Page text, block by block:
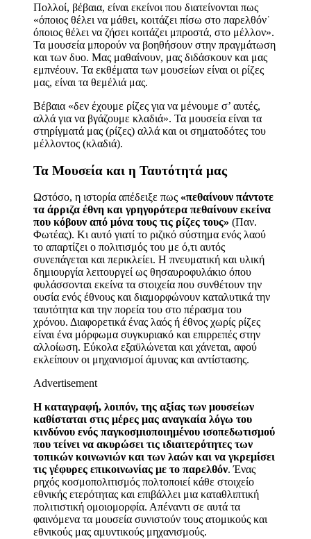
Πολλοί, βέβαια, είναι εκείνοι που διατείνονται πως
«όποιος θέλει να μάθει, κοιτάζει πίσω στο παρελθόν˙
όποιος θέλει να ζήσει κοιτάζει μπροστά, στο μέλλον».
Τα μουσεία μπορούν να βοηθήσουν στην πραγμάτωση
και των δυο. Μας μαθαίνουν, μας διδάσκουν και μας
εμπνέουν. Τα εκθέματα των μουσείων είναι οι ρίζες
μας, είναι τα θεμέλιά μας.
Βέβαια «δεν έχουμε ρίζες για να μένουμε σ’ αυτές,
αλλά για να βγάζουμε κλαδιά». Τα μουσεία είναι τα
στηρίγματά μας (ρίζες) αλλά και οι σηματοδότες του
μέλλοντος (κλαδιά).
Τα Μουσεία και η Ταυτότητά μας
Ωστόσο, η ιστορία απέδειξε πως «πεθαίνουν πάντοτε
τα άρριζα έθνη και γρηγορότερα πεθαίνουν εκείνα
που κόβουν από μόνα τους τις ρίζες τους» (Παν.
Φωτέας). Κι αυτό γιατί το ριζικό σύστημα ενός λαού
το απαρτίζει ο πολιτισμός του με ό,τι αυτός
συνεπάγεται και περικλείει. Η πνευματική και υλική
δημιουργία λειτουργεί ως θησαυροφυλάκιο όπου
φυλάσσονται εκείνα τα στοιχεία που συνθέτουν την
ουσία ενός έθνους και διαμορφώνουν καταλυτικά την
ταυτότητα και την πορεία του στο πέρασμα του
χρόνου. Διαφορετικά ένας λαός ή έθνος χωρίς ρίζες
είναι ένα μόρφωμα συγκυριακό και επιρρεπές στην
αλλοίωση. Εύκολα εξαϋλώνεται και χάνεται, αφού
εκλείπουν οι μηχανισμοί άμυνας και αντίστασης.
Advertisement
Η καταγραφή, λοιπόν, της αξίας των μουσείων
καθίσταται στις μέρες μας αναγκαία λόγω του
κινδύνου ενός παγκοσμιοποιημένου ισοπεδωτισμού
που τείνει να ακυρώσει τις ιδιαιτερότητες των
τοπικών κοινωνιών και των λαών και να γκρεμίσει
τις γέφυρες επικοινωνίας με το παρελθόν. Ένας
ρηχός κοσμοπολιτισμός πολτοποιεί κάθε στοιχείο
εθνικής ετερότητας και επιβάλλει μια καταθλιπτική
πολιτιστική ομοιομορφία. Απέναντι σε αυτά τα
φαινόμενα τα μουσεία συνιστούν τους ατομικούς και
εθνικούς μας αμυντικούς μηχανισμούς.